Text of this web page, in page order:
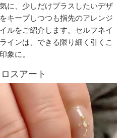
に、少しだけプラスしたいデザ
キープしつつも指先のアレンジ
ルをご紹介します。セルフネイ
インは、できる限り細く引くこ
象に。
スアート